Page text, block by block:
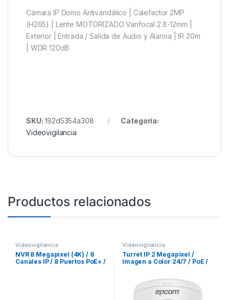
Cámara IP Domo Antivandálico | Calefactor 2MP
(H265) | Lente MOTORIZADO Varifocal 2.8-12mm |
Exterior | Entrada / Salida de Audio y Alarma | IR 20m
| WDR 120dB
SKU:192d5354a308
Categoría:
Videovigilancia
Productos relacionados
Videovigilancia
NVR 8 Megapixel (4K) / 8
Canales IP / 8 Puertos PoE+ /
Videovigilancia
Turret IP 2 Megapixel /
Imagen a Color 24/7 / PoE /